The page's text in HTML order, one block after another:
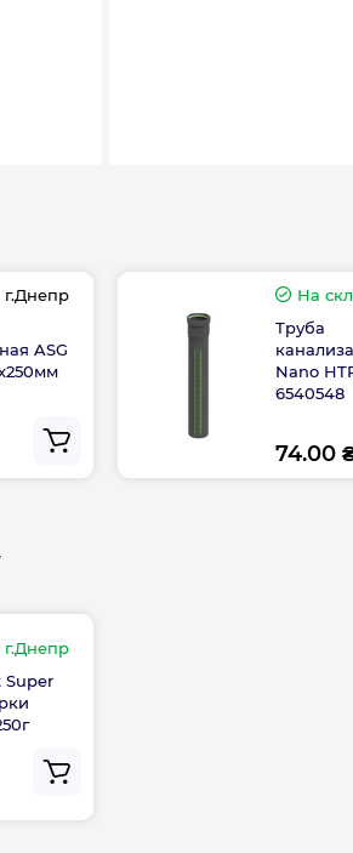
ASG
На
Труба
Nano
6540548
74.00
Super